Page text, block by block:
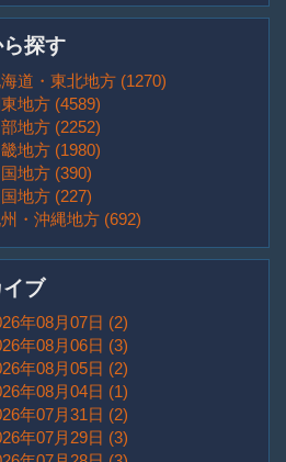
探す
道・東北地方 (1270)
地方 (4589)
地方 (2252)
地方 (1980)
地方 (390)
地方 (227)
・沖縄地方 (692)
ブ
年08月07日 (2)
年08月06日 (3)
年08月05日 (2)
年08月04日 (1)
年07月31日 (2)
年07月29日 (3)